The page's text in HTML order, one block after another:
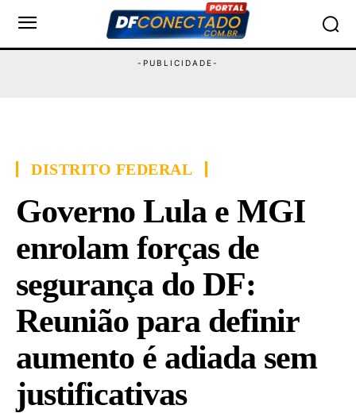
DISTRITO FEDERAL
Governo Lula e MGI
enrolam forças de
segurança do DF:
Reunião para definir
aumento é adiada sem
justificativas